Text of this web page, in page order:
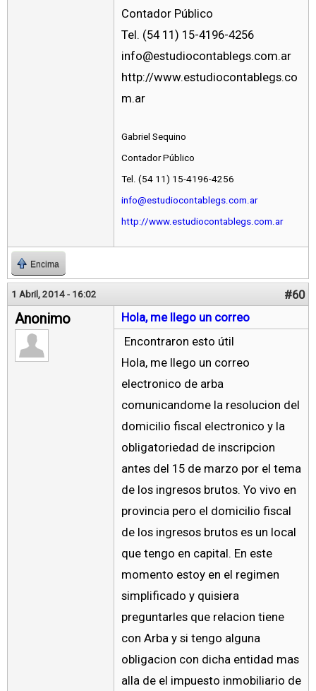
Contador Público
Tel. (54 11) 15-4196-4256
info@estudiocontablegs.com.ar
http://www.estudiocontablegs.co
m.ar
Gabriel Sequino
Contador Público
Tel. (54 11) 15-4196-4256
info@estudiocontablegs.com.ar
http://www.estudiocontablegs.com.ar
Encima
1 Abril, 2014 - 16:02 #60
Anonimo
Hola, me llego un correo
Encontraron esto útil
Hola, me llego un correo
electronico de arba
comunicandome la resolucion del
domicilio fiscal electronico y la
obligatoriedad de inscripcion
antes del 15 de marzo por el tema
de los ingresos brutos. Yo vivo en
provincia pero el domicilio fiscal
de los ingresos brutos es un local
que tengo en capital. En este
momento estoy en el regimen
simplificado y quisiera
preguntarles que relacion tiene
con Arba y si tengo alguna
obligacion con dicha entidad mas
alla de el impuesto inmobiliario de